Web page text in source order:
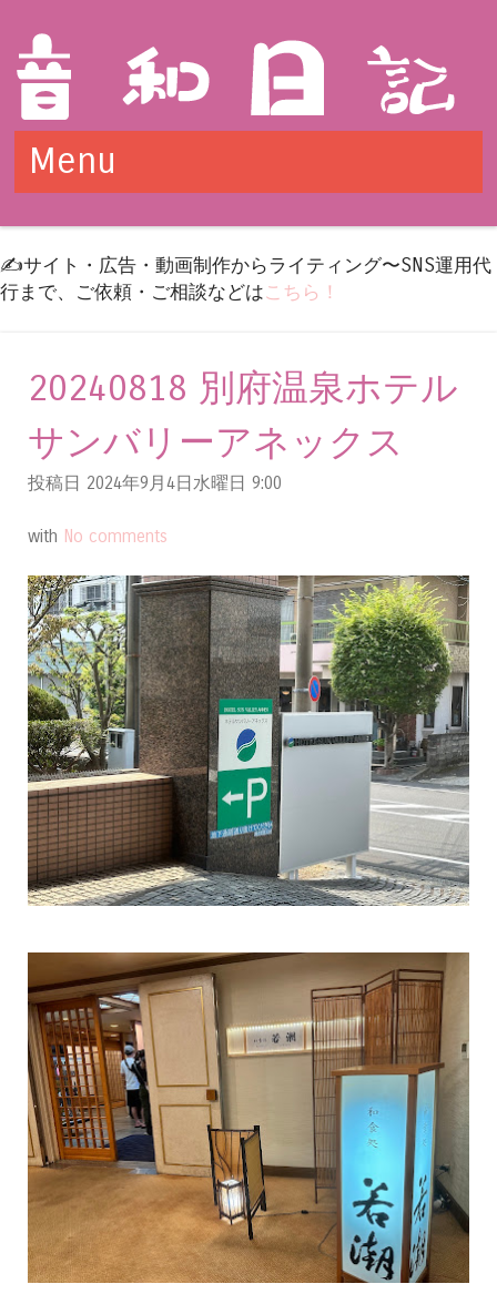
Menu
✍️サイト・広告・動画制作からライティング〜SNS運用代
行まで、ご依頼・ご相談などはこちら！
20240818 別府温泉ホテル
サンバリーアネックス
投稿日 2024年9月4日水曜日 9:00
with No comments